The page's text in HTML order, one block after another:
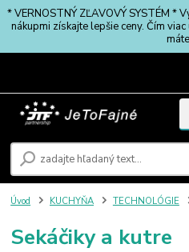
* VERNOSTNÝ ZĽAVOVÝ SYSTÉM *
nákupmi získajte lepšie ceny. Čím
Úvod KUCHYŇA TECHNOLÓGIE
Sekáčiky a kutre